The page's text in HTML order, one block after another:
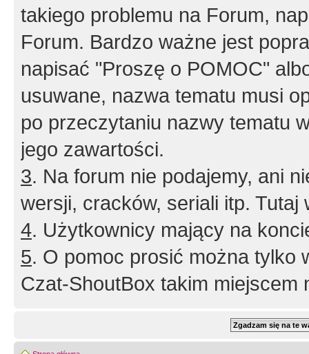
takiego problemu na Forum,
Forum. Bardzo ważne jest
napisać "Proszę o POMOC"
usuwane, nazwa tematu musi
po przeczytaniu nazwy tematu
jego zawartości.
3. Na forum nie podajemy, ani
wersji, cracków, seriali itp. Tutaj
4. Użytkownicy mający na
5. O pomoc prosić można tylko
Czat-ShoutBox takim miejscem